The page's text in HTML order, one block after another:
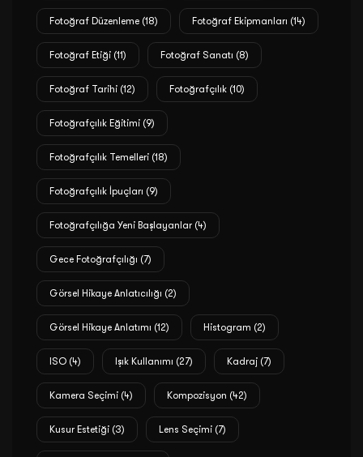
Fotoğraf Düzenleme (18) Fotoğraf Ekipmanları (14)
Fotoğraf Etiği (11) Fotoğraf Sanatı (8)
Fotoğraf Tarihi (12) Fotoğrafçılık (10)
Fotoğrafçılık Eğitimi (9)
Fotoğrafçılık Temelleri (18)
Fotoğrafçılık İpuçları (9)
Fotoğrafçılığa Yeni Başlayanlar (4)
Gece Fotoğrafçılığı (7)
Görsel Hikaye Anlatıcılığı (2)
Görsel Hikaye Anlatımı (12) Histogram (2)
ISO (4) Işık Kullanımı (27) Kadraj (7)
Kamera Seçimi (4) Kompozisyon (42)
Kusur Estetiği (3) Lens Seçimi (7)